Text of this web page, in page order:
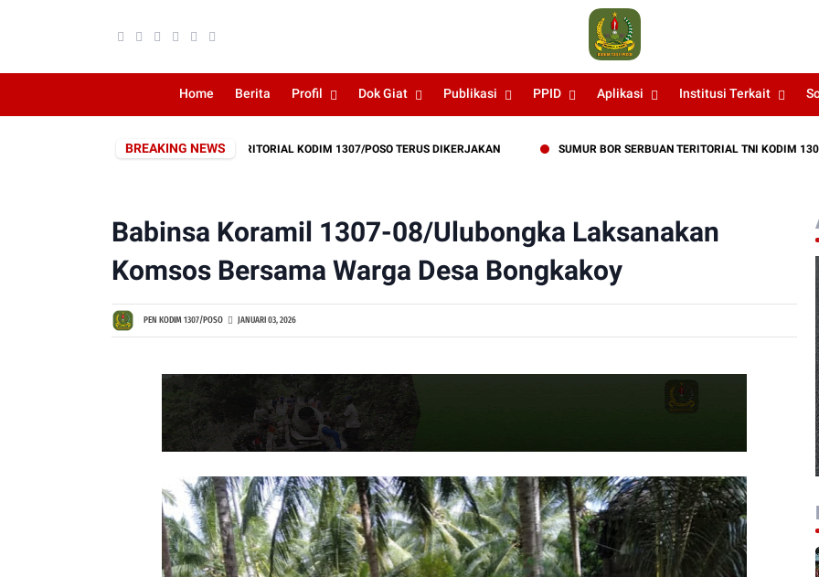
Home Berita Profil Dok Giat Publikasi PPID Aplikasi Institusi Terkait
BREAKING NEWS
PEMBUKAAN JALAN SERBUAN TERITORIAL KODIM 1307/POSO TERUS DIKERJAKAN SUMUR BOR SERBUAN TERITORIAL TNI KODIM 1307/
Babinsa Koramil 1307-08/Ulubongka Laksanakan
Komsos Bersama Warga Desa Bongkakoy
PEN KODIM 1307/POSO JANUARI 03, 2026